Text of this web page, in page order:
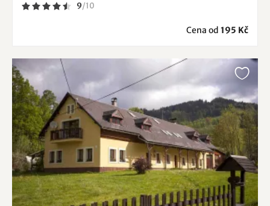
9/10
Cena od 195 Kč